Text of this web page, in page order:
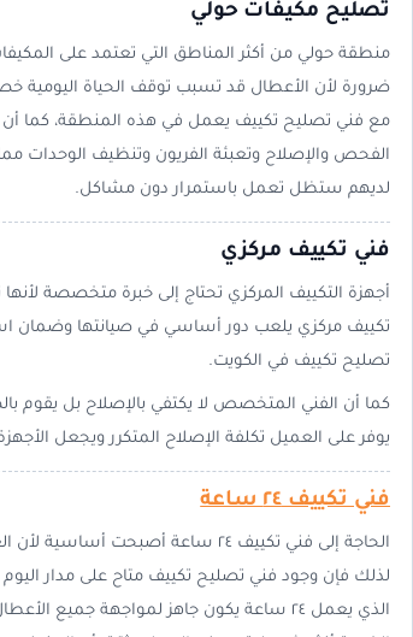
تصليح مكيفات حولي
منطقة حولي من أكثر المناطق التي تعتمد على
ضرورة لأن الأعطال قد تسبب توقف الحياة
مع فني تصليح تكييف يعمل في هذه المنطقة، كما
الفحص والإصلاح وتعبئة الفريون وتنظيف الوحدات
لديهم ستظل تعمل باستمرار دون مشاكل.
فني تكييف مركزي
أجهزة التكييف المركزي تحتاج إلى خبرة متخصصة
تكييف مركزي يلعب دور أساسي في صيانتها وضمان
تصليح تكييف في الكويت.
كما أن الفني المتخصص لا يكتفي بالإصلاح بل يقوم
يوفر على العميل تكلفة الإصلاح المتكرر ويجعل
فني تكييف ٢٤ ساعة
الحاجة إلى فني تكييف ٢٤ ساعة
لذلك فإن وجود فني تصليح تكييف متاح على مدار
الذي يعمل ٢٤ ساعة يكون جاهز لمواجهة